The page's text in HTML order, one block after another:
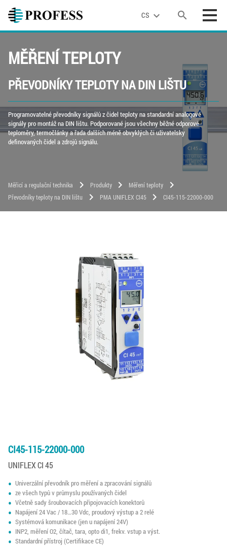
CS expand_more search
MĚŘENÍ TEPLOTY
PŘEVODNÍKY TEPLOTY NA DIN LIŠTU
Programovatelné převodníky signálů z čidel teploty na standardní analogové
signály pro montáž na DIN lištu. Podporované jsou všechny běžné odporové
teploměry, termočlánky a řada dalších méně obvyklých či uživatelsky
definovaných čidel a zdrojů signálu.
Měřicí a regulační technika chevron_right Produkty chevron_right Měření teploty chevron_right
Převodníky teploty na DIN lištu chevron_right PMA UNIFLEX CI45 chevron_right CI45-115-22000-000
CI45-115-22000-000
UNIFLEX CI 45
Univerzální převodník pro měření a zpracování signálů
ze všech typů v průmyslu používaných čidel
Včetně sady šroubovacích připojovacích konektorů
Napájení 24 Vac / 18…30 Vdc, proudový výstup a 2 relé
Systémová komunikace (jen u napájení 24V)
INP2, měření O2, čítač, tara, opto di1, frekv. vstup a výst.
Standardní přístroj (Certifikace CE)